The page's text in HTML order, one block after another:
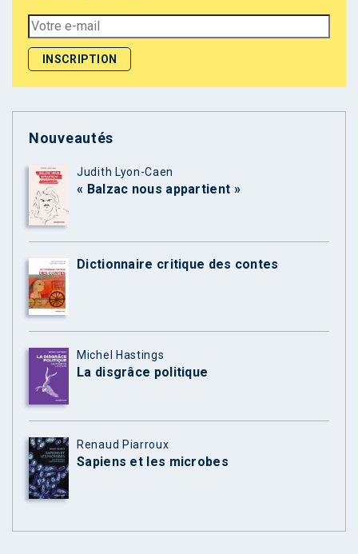
Nouveautés
Judith Lyon-Caen
« Balzac nous appartient »
Dictionnaire critique des contes
Michel Hastings
La disgrâce politique
Renaud Piarroux
Sapiens et les microbes